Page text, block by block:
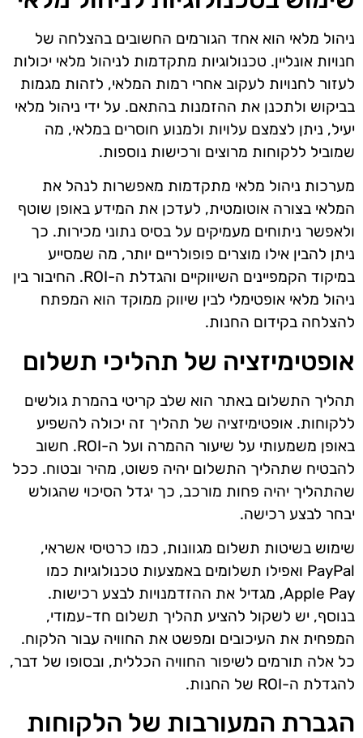
ניהול מלאי הוא אחד הגורמים החשובים בהצלחה של
חנויות אונליין. טכנולוגיות מתקדמות לניהול מלאי יכולות
לעזור לחנויות לעקוב אחרי רמות המלאי, לזהות מגמות
בביקוש ולתכנן את ההזמנות בהתאם. על ידי ניהול מלאי
יעיל, ניתן לצמצם עלויות ולמנוע חוסרים במלאי, מה
שמוביל ללקוחות מרוצים ורכישות נוספות.
מערכות ניהול מלאי מתקדמות מאפשרות לנהל את
המלאי בצורה אוטומטית, לעדכן את המידע באופן שוטף
ולאפשר ניתוחים מעמיקים על בסיס נתוני מכירות. כך
ניתן להבין אילו מוצרים פופולריים יותר, מה שמסייע
במיקוד הקמפיינים השיווקיים והגדלת ה-ROI. החיבור בין
ניהול מלאי אופטימלי לבין שיווק ממוקד הוא המפתח
להצלחה בקידום החנות.
אופטימיזציה של תהליכי תשלום
תהליך התשלום באתר הוא שלב קריטי בהמרת גולשים
ללקוחות. אופטימיזציה של תהליך זה יכולה להשפיע
באופן משמעותי על שיעור ההמרה ועל ה-ROI. חשוב
להבטיח שתהליך התשלום יהיה פשוט, מהיר ובטוח. ככל
שהתהליך יהיה פחות מורכב, כך יגדל הסיכוי שהגולש
יבחר לבצע רכישה.
שימוש בשיטות תשלום מגוונות, כמו כרטיסי אשראי,
PayPal ואפילו תשלומים באמצעות טכנולוגיות כמו
Apple Pay, מגדיל את ההזדמנויות לבצע רכישות.
בנוסף, יש לשקול להציע תהליך תשלום חד-עמודי,
המפחית את העיכובים ומפשט את החוויה עבור הלקוח.
כל אלה תורמים לשיפור החוויה הכללית, ובסופו של דבר,
להגדלת ה-ROI של החנות.
הגברת המעורבות של הלקוחות